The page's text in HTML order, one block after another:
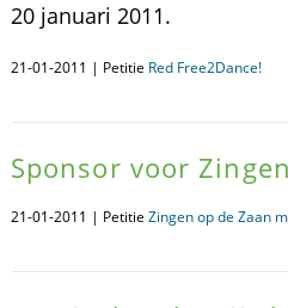
20 januari 2011.
21-01-2011 | Petitie Red Free2Dance!
Sponsor voor
21-01-2011 | Petitie Zingen op de Zaan